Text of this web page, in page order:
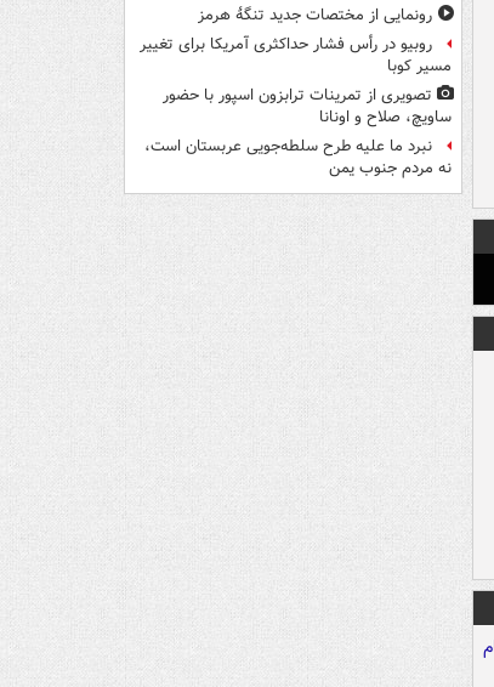
رونمایی از مختصات جدید تنگۀ هرمز
روبیو در رأس فشار حداکثری آمریکا برای تغییر
مسیر کوبا
تصویری از تمرینات ترابزون اسپور با حضور
ساویچ، صلاح و اونانا
نبرد ما علیه طرح سلطه‌جویی عربستان است،
نه مردم جنوب یمن